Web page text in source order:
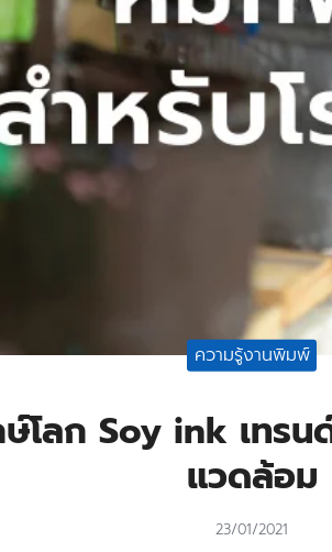
ความรู้งานพิมพ์
โลก Soy ink เทร
แวดล้อม
23/01/2021